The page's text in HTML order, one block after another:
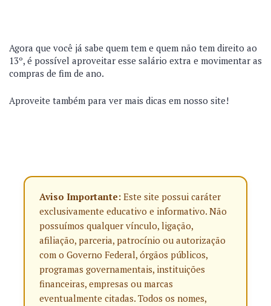
Agora que você já sabe quem tem e quem não tem direito ao
13º, é possível aproveitar esse salário extra e movimentar as
compras de fim de ano.
Aproveite também para ver mais dicas em nosso site!
Aviso Importante: Este site possui caráter
exclusivamente educativo e informativo. Não
possuímos qualquer vínculo, ligação,
afiliação, parceria, patrocínio ou autorização
com o Governo Federal, órgãos públicos,
programas governamentais, instituições
financeiras, empresas ou marcas
eventualmente citadas. Todos os nomes,